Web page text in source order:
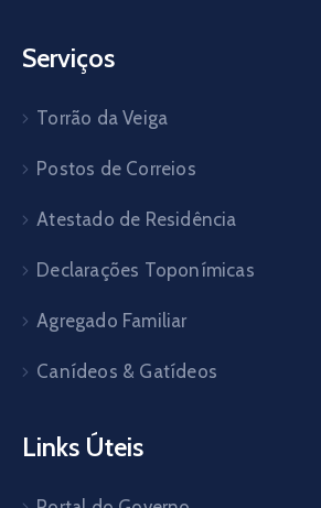
Serviços
Torrão da Veiga
Postos de Correios
Atestado de Residência
Declarações Toponímicas
Agregado Familiar
Canídeos & Gatídeos
Links Úteis